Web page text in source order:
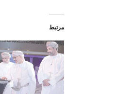
مرتبط